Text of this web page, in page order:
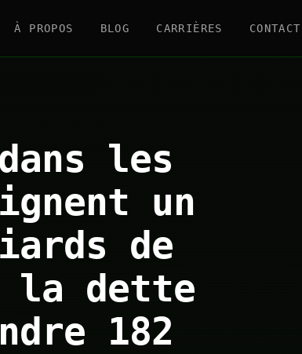
À PROPOS BLOG CARRIÈRES CONTACT
les
un
de
la dette
182